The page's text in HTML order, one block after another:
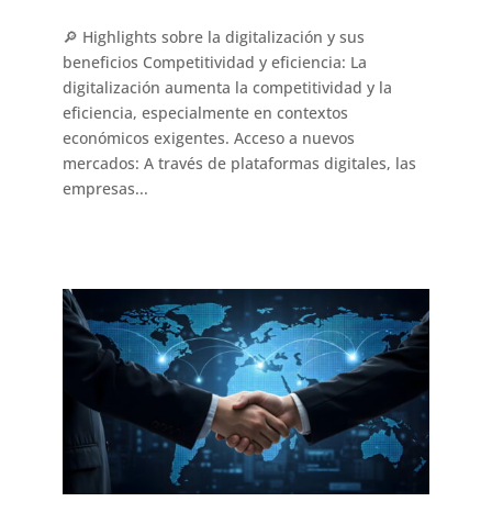
🔎 Highlights sobre la digitalización y sus
beneficios Competitividad y eficiencia: La
digitalización aumenta la competitividad y la
eficiencia, especialmente en contextos
económicos exigentes. Acceso a nuevos
mercados: A través de plataformas digitales, las
empresas...